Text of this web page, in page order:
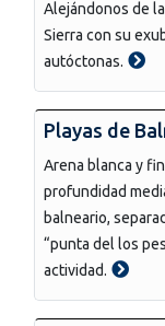
Alejándonos de
Sierra con su
autóctonas.
Playas de
Arena blanca y
profundidad
balneario,
“punta del los
actividad.